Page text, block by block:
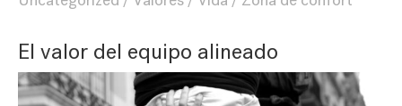
El valor del equipo alineado